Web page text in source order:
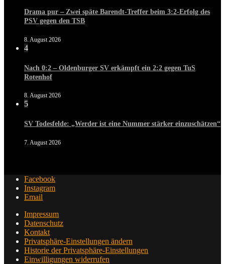
Drama pur – Zwei späte Barendt-Treffer beim 3:2-Erfolg des
PSV gegen den TSB
8. August 2026
4
Nach 0:2 – Oldenburger SV erkämpft ein 2:2 gegen TuS
Rotenhof
8. August 2026
5
SV Todesfelde: „Werder ist eine Nummer stärker einzuschätzen“
7. August 2026
Facebook
Instagram
Email
Impressum
Datenschutz
Kontakt
Privatsphäre-Einstellungen ändern
Historie der Privatsphäre-Einstellungen
Einwilligungen widerrufen